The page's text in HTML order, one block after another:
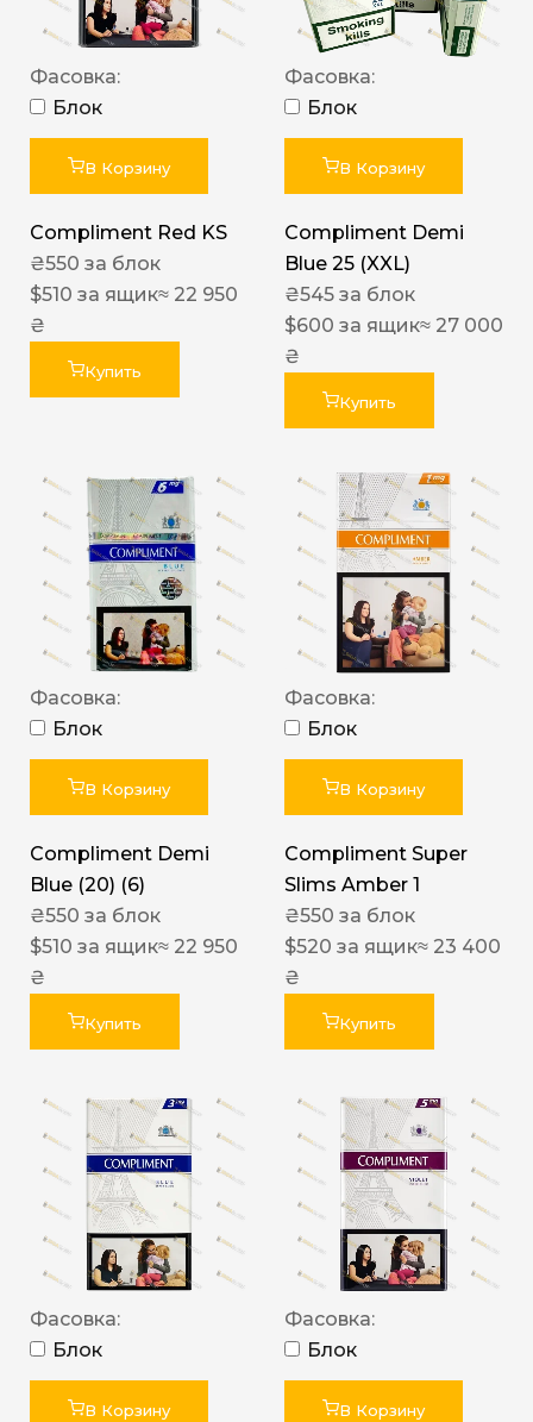
Фасовка:
Блок
В Корзину
Compliment Red KS
₴550 за блок
$510 за ящик≈ 22 950
₴
Купить
Фасовка:
Блок
В Корзину
Compliment Demi
Blue 25 (XXL)
₴545 за блок
$600 за ящик≈ 27 000
₴
Купить
Фасовка:
Блок
В Корзину
Compliment Demi
Blue (20) (6)
₴550 за блок
$510 за ящик≈ 22 950
₴
Купить
Фасовка:
Блок
В Корзину
Compliment Super
Slims Amber 1
₴550 за блок
$520 за ящик≈ 23 400
₴
Купить
Фасовка:
Блок
В Корзину
Фасовка:
Блок
В Корзину